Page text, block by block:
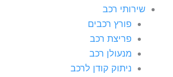
שירותי רכב
פורץ רכבים
פריצת רכב
מנעולן רכב
ניתוק קודן לרכב